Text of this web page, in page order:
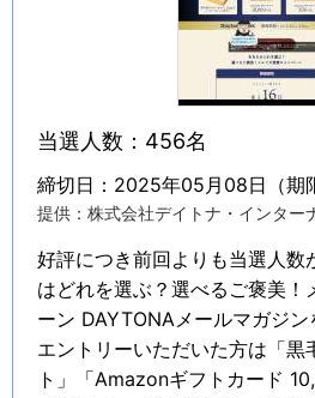
当選人数：456名
締切日：2025年05月08日（期
提供：株式会社デイトナ・インター
好評につき前回よりも当選人数
はどれを選ぶ？選べるご褒美！
ーン DAYTONAメールマガジン
エントリーいただいた方は「黒
ト」「Amazonギフトカード